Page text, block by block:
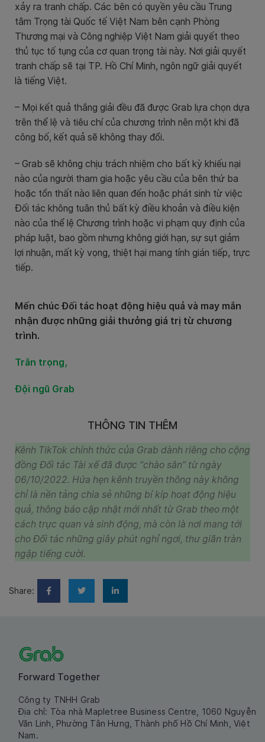
xảy ra tranh chấp. Các bên có quyền yêu cầu Trung
tâm Trọng tài Quốc tế Việt Nam bên cạnh Phòng
Thương mại và Công nghiệp Việt Nam giải quyết theo
thủ tục tố tụng của cơ quan trọng tài này. Nơi giải quyết
tranh chấp sẽ tại TP. Hồ Chí Minh, ngôn ngữ giải quyết
là tiếng Việt.
– Mọi kết quả thắng giải đều đã được Grab lựa chọn dựa
trên thể lệ và tiêu chí của chương trình nên một khi đã
công bố, kết quả sẽ không thay đổi.
– Grab sẽ không chịu trách nhiệm cho bất kỳ khiếu nại
nào của người tham gia hoặc yêu cầu của bên thứ ba
hoặc tổn thất nào liên quan đến hoặc phát sinh từ việc
Đối tác không tuân thủ bất kỳ điều khoản và điều kiện
nào của thể lệ Chương trình hoặc vi phạm quy định của
pháp luật, bao gồm nhưng không giới hạn, sự sụt giảm
lợi nhuận, mất kỳ vọng, thiệt hại mang tính gián tiếp, trực
tiếp.
Mến chúc Đối tác hoạt động hiệu quả và may mắn
nhận được những giải thưởng giá trị từ chương
trình.
Trân trọng,
Đội ngũ Grab
THÔNG TIN THÊM
Kênh TikTok chính thức của Grab dành riêng cho cộng
đồng Đối tác Tài xế đã được “chào sân” từ ngày
06/10/2022. Hứa hẹn kênh truyền thông này không
chỉ là nền tảng chia sẻ những bí kíp hoạt động hiệu
quả, thông báo cập nhật mới nhất từ Grab theo một
cách trực quan và sinh động, mà còn là nơi mang tới
cho Đối tác những giây phút nghỉ ngơi, thư giãn tràn
ngập tiếng cười.
Share:
Forward Together
Công ty TNHH Grab
Địa chỉ: Tòa nhà Mapletree Business Centre, 1060 Nguyễn
Văn Linh, Phường Tân Hưng, Thành phố Hồ Chí Minh, Việt
Nam.